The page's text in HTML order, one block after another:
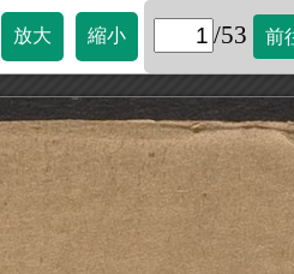
放大 縮小 /53 前